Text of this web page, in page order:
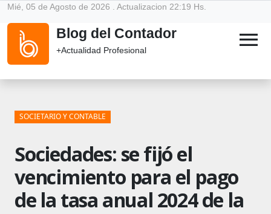
Mié, 05 de Agosto de 2026 . Actualizacion 22:19 Hs.
Blog del Contador
+Actualidad Profesional menu
SOCIETARIO Y CONTABLE
Sociedades: se fijó el
vencimiento para el pago
de la tasa anual 2024 de la